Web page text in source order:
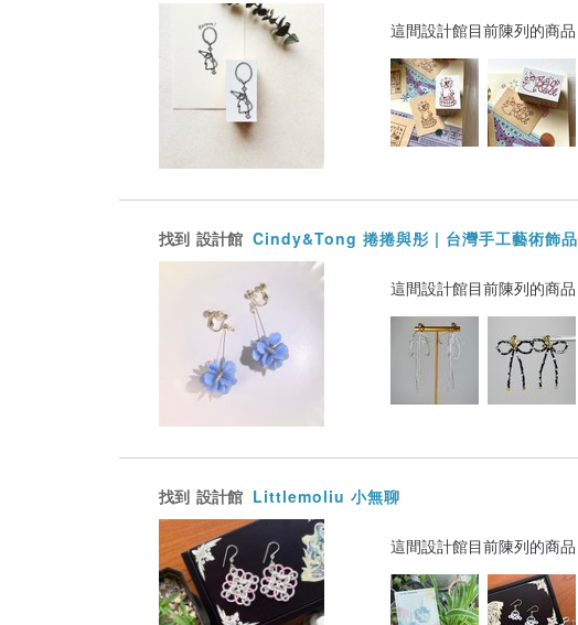
這間設計館目前陳列的商品
找到 設計館 Cindy&Tong 捲捲與彤 | 台灣手工藝術飾品
這間設計館目前陳列的商品
找到 設計館 Littlemoliu 小無聊
這間設計館目前陳列的商品